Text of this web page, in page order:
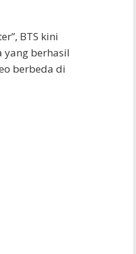
BTS kini
yang berhasil
berbeda di